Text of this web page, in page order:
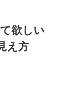
欲しい
え方